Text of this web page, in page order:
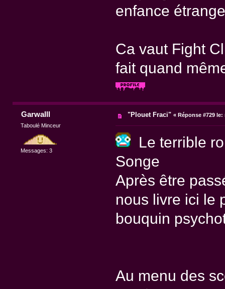
enfance
Ca vaut Fight
fait quand
Garwalll
Taboulé Minceur
Messages: 3
"Plouet Fraci" « Réponse #729 le:
Le terrible
Songe
Après être
nous livre ici le
bouquin
Au menu des